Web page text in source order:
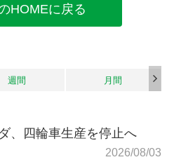
HOMEに戻る
週間 月間
、四輪車生産を停止へ
2026/08/03